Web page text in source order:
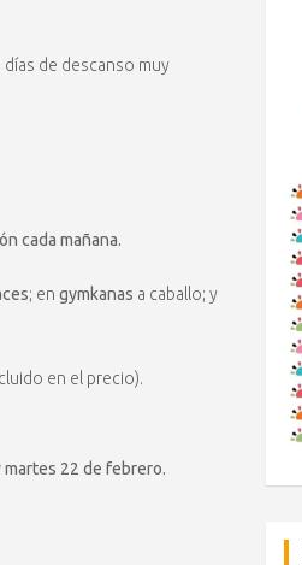
de descanso muy
cada mañana.
; en gymkanas a caballo; y
en el precio).
martes 22 de febrero.